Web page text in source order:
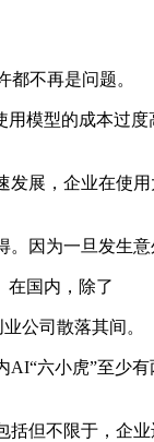
不再是问题。
型的成本过
，企业在使
因为一旦发生意
国内，除了
公司散落其间。
六小虎”至少
不限于，企